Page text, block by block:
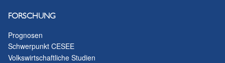
FORSCHUNG
Prognosen
Schwerpunkt CESEE
Volkswirtschaftliche Studien